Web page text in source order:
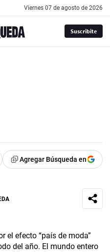
viernes 07 de agosto de 2026
Suscribite
Agregar Búsqueda en
el efecto “país de moda”
del año. El mundo entero